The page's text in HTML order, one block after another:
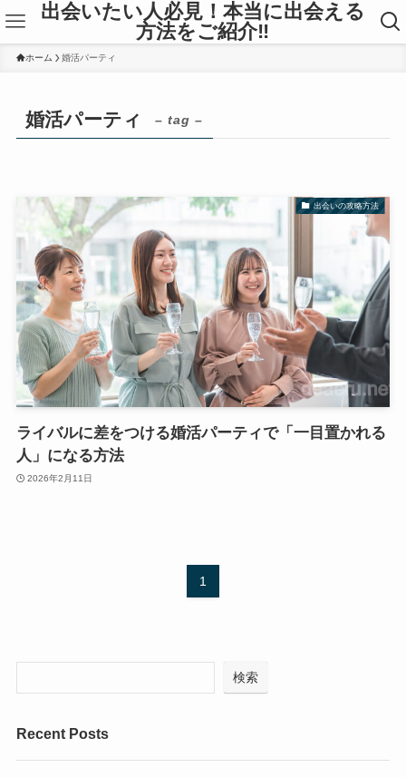
出会いたい人必見！本当に出会える
方法をご紹介‼
ホーム 婚活パーティ
婚活パーティ – tag –
出会いの攻略方法
ライバルに差をつける婚活パーティで「一目置かれる
人」になる方法
2026年2月11日
1
検索
Recent Posts